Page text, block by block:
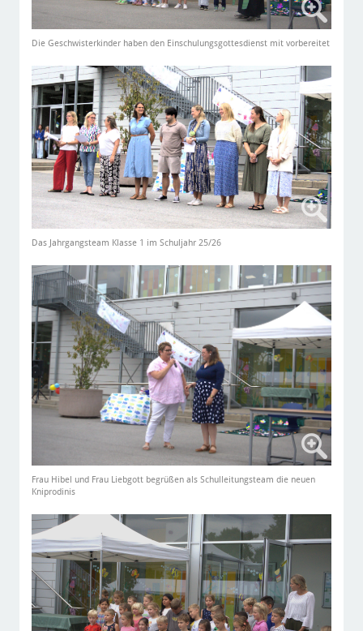
Die Geschwisterkinder haben den Einschulungsgottesdienst mit vorbereitet
Das Jahrgangsteam Klasse 1 im Schuljahr 25/26
Frau Hibel und Frau Liebgott begrüßen als Schulleitungsteam die neuen
Kniprodinis